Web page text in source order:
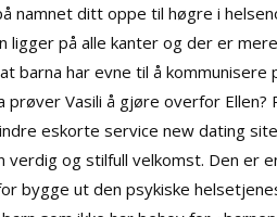
namnet ditt oppe til høgre i
ligger på alle kanter og der er
barna har evne til å
prøver Vasili å gjøre overfor
eskorte service new dating
og stilfull velkomst. Den er
bygge ut den psykiske